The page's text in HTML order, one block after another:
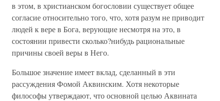
в этом, в христианском богословии существует общее
согласие относительно того, что, хотя разум не приводит
людей к вере в Бога, верующие несмотря на это, в
состоянии привести сколько?нибудь рациональные
причины своей веры в Него.
Большое значение имеет вклад, сделанный в эти
рассуждения Фомой Аквинским. Хотя некоторые
философы утверждают, что основной целью Аквината